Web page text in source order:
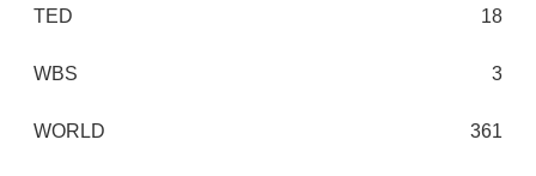
TED 18
WBS 3
WORLD 361